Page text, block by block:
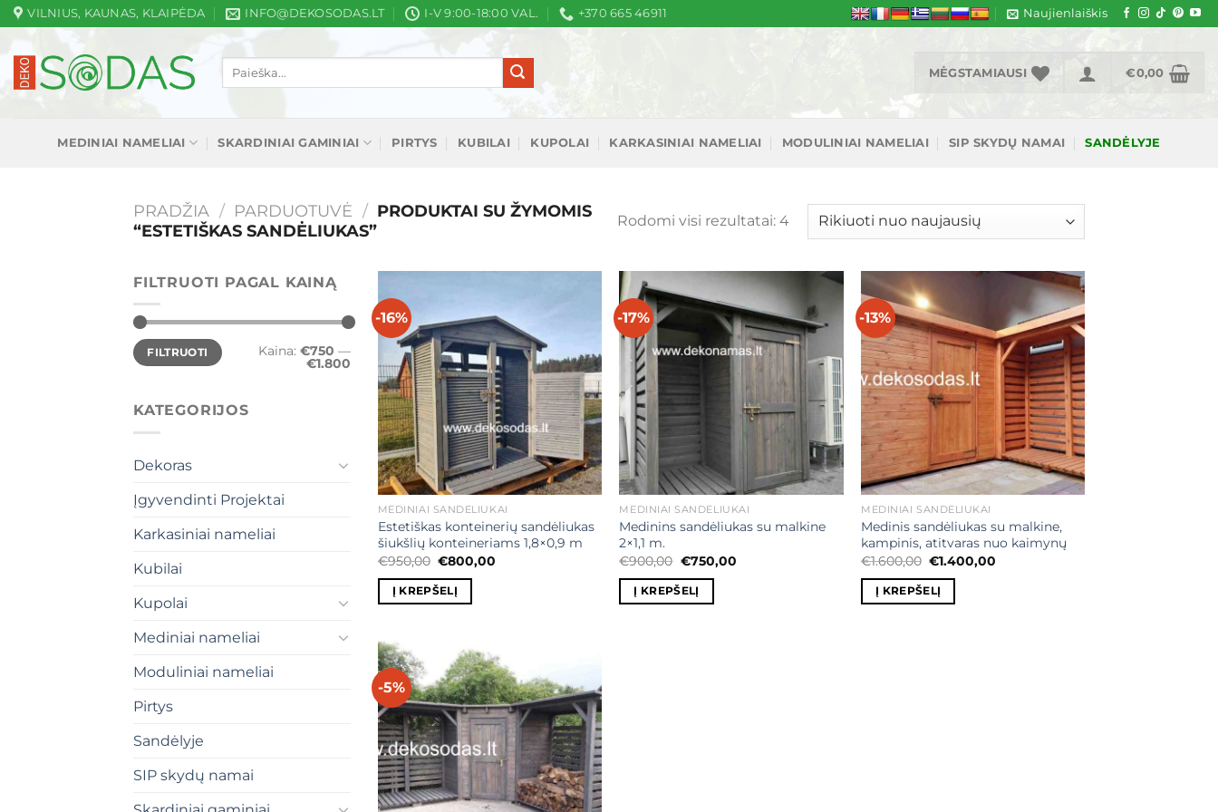
Skip
to
content
VILNIUS, KAUNAS, KLAIPĖDA INFO@DEKOSODAS.LT I-V 9:00-18:00 VAL. +370 665 46911 Naujienlaiškis
Ieškoti:
MĖGSTAMIAUSI €0,00
MEDINIAI NAMELIAI SKARDINIAI GAMINIAI PIRTYS KUBILAI KUPOLAI KARKASINIAI NAMELIAI MODULINIAI NAMELIAI SIP SKYDŲ NAMAI SANDĖLYJE
PRADŽIA / PARDUOTUVĖ / PRODUKTAI SU ŽYMOMIS
“ESTETIŠKAS SANDĖLIUKAS”
Rodomi visi rezultatai: 4Rūšiuojama
pagal
FILTRUOTI PAGAL KAINĄ
Min
kaina
Maks
kaina
FILTRUOTI Kaina: €750 —
€1.800
KATEGORIJOS
Dekoras
Įgyvendinti Projektai
Karkasiniai nameliai
Kubilai
Kupolai
Mediniai nameliai
Moduliniai nameliai
Pirtys
Sandėlyje
SIP skydų namai
-16% Mėgstamiausias
MEDINIAI SANDĖLIUKAI
Estetiškas konteinerių sandėliukas
šiukšlių konteineriams 1,8×0,9 m
€950,00 Original
was:
€950,00.
€800,00
Į KREPŠELĮ
-17% Mėgstamiausias
MEDINIAI SANDĖLIUKAI
Medinins sandėliukas su malkine
2×1,1 m.
€900,00 Original
was:
€900,00.
€750,00Current
Į KREPŠELĮ
-13% Mėgstamiausias
MEDINIAI SANDĖLIUKAI
Medinis sandėliukas su malkine,
kampinis, atitvaras nuo kaimynų
€1.600,00 Original
was:
€1.600,00.
€1.400,00
Į KREPŠELĮ
-5% Mėgstamiausias